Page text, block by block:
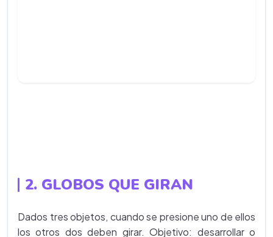
2. GLOBOS QUE GIRAN
Dados tres objetos, cuando se presione uno de ellos
los otros dos deben girar. Objetivo: desarrollar o